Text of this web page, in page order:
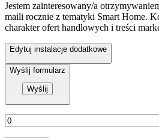
Jestem zainteresowany/a
maili rocznie z tematyki Smart Home.
charakter ofert handlowych i treści
Edytuj instalacje dodatkowe
Wyślij formularz